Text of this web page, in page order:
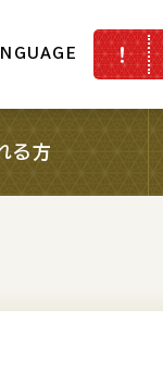
る方